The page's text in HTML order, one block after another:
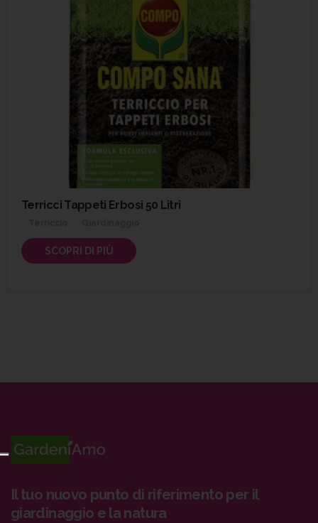
Terricci Tappeti Erbosi 50 Litri
SCOPRI DI PIÙ
Il tuo nuovo punto di riferimento per il
giardinaggio e la natura